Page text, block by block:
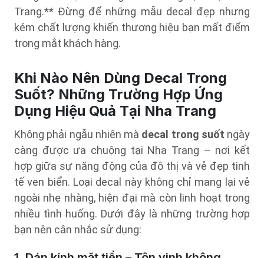
Trang.** Đừng để những mẫu decal đẹp nhưng
kém chất lượng khiến thương hiệu bạn mất điểm
trong mắt khách hàng.
Khi Nào Nên Dùng Decal Trong
Suốt? Những Trường Hợp Ứng
Dụng Hiệu Quả Tại Nha Trang
Không phải ngẫu nhiên mà decal trong suốt ngày
càng được ưa chuộng tại Nha Trang – nơi kết
hợp giữa sự năng động của đô thị và vẻ đẹp tinh
tế ven biển. Loại decal này không chỉ mang lại vẻ
ngoài nhẹ nhàng, hiện đại mà còn linh hoạt trong
nhiều tình huống. Dưới đây là những trường hợp
bạn nên cân nhắc sử dụng: